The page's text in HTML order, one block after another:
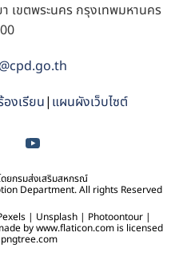
เขตพระนคร กรุงเทพมหานคร
งเรียน| แผนผังเว็บไซต์
ยกรมส่งเสริมสหกรณ์
Department. All rights Reserved
| Unsplash | Photoontour |
by www.flaticon.com is licensed